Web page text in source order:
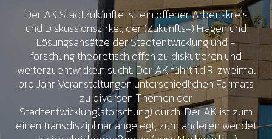
Der AK Stadtzukünfte ist ein offener Arbeitskreis
und Diskussionszirkel, der (Zukunfts-) Fragen und
Lösungsansätze der Stadtentwicklung und -
forschung theoretisch offen zu diskutieren und
weiterzuentwickeln sucht. Der AK führt i.d.R. zweimal
pro Jahr Veranstaltungen unterschiedlichen Formats
zu diversen Themen der
Stadtentwicklung(sforschung) durch. Der AK ist zum
einen transdisziplinär angelegt, zum anderen wendet